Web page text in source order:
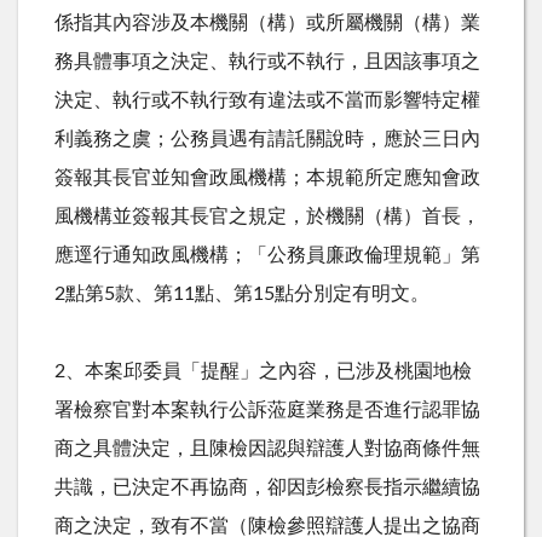
係指其內容涉及本機關（構）或所屬機關（構）業
務具體事項之決定、執行或不執行，且因該事項之
決定、執行或不執行致有違法或不當而影響特定權
利義務之虞；公務員遇有請託關說時，應於三日內
簽報其長官並知會政風機構；本規範所定應知會政
風機構並簽報其長官之規定，於機關（構）首長，
應逕行通知政風機構；「公務員廉政倫理規範」第
2點第5款、第11點、第15點分別定有明文。
2、本案邱委員「提醒」之內容，已涉及桃園地檢
署檢察官對本案執行公訴蒞庭業務是否進行認罪協
商之具體決定，且陳檢因認與辯護人對協商條件無
共識，已決定不再協商，卻因彭檢察長指示繼續協
商之決定，致有不當（陳檢參照辯護人提出之協商